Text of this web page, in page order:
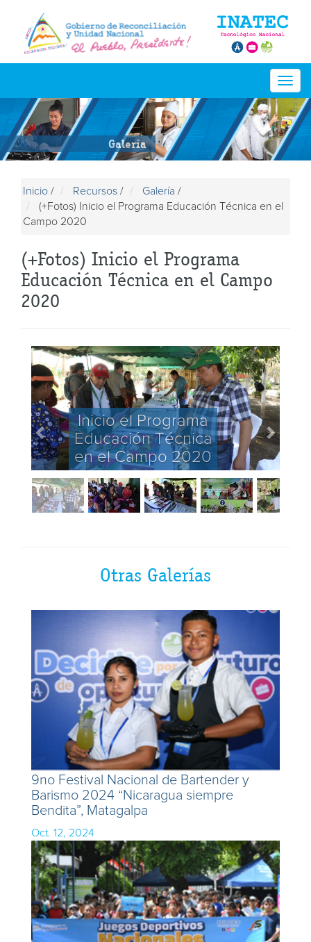
Galería
Inicio / Recursos / Galería /
(+Fotos) Inicio el Programa Educación Técnica en el
Campo 2020
(+Fotos) Inicio el Programa
Educación Técnica en el Campo
2020
Inicio el Programa
Educación Técnica
en el Campo 2020
Otras Galerías
9no Festival Nacional de Bartender y
Barismo 2024 “Nicaragua siempre
Bendita”, Matagalpa
Oct. 12, 2024